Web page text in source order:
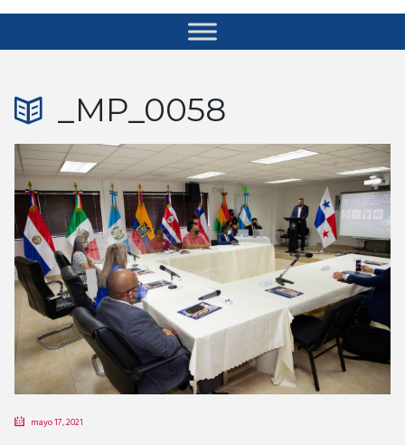
_MP_0058
mayo 17, 2021